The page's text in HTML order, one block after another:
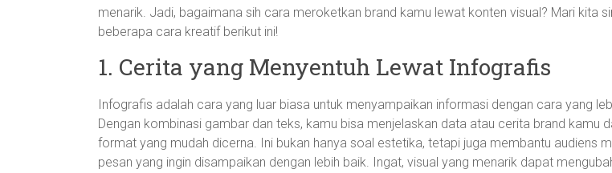
menarik. Jadi, bagaimana sih cara meroketkan brand kamu lewat konten visual? Mari kita
beberapa cara kreatif berikut ini!
1. Cerita yang Menyentuh Lewat Infografis
Infografis adalah cara yang luar biasa untuk menyampaikan informasi dengan cara yang
Dengan kombinasi gambar dan teks, kamu bisa menjelaskan data atau cerita brand kamu
format yang mudah dicerna. Ini bukan hanya soal estetika, tetapi juga membantu audiens
pesan yang ingin disampaikan dengan lebih baik. Ingat, visual yang menarik dapat